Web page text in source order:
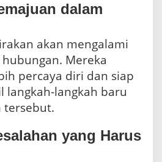
dalam
akan mengalami
Mereka
percaya diri dan siap
langkah-langkah baru
tersebut.
yang Harus